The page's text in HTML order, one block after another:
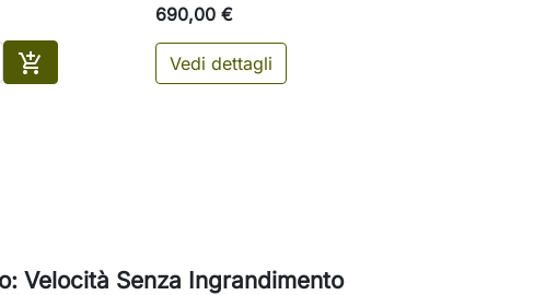

Aggiungi al carrello
690,00 €
Vedi dettagli
Velocità Senza Ingrandimento